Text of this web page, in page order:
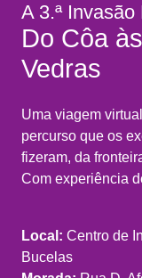
A 3.ª
Do Côa
Vedras
Uma viagem
percurso que os
fizeram, da
Com experiência
Local: Centro de
Bucelas